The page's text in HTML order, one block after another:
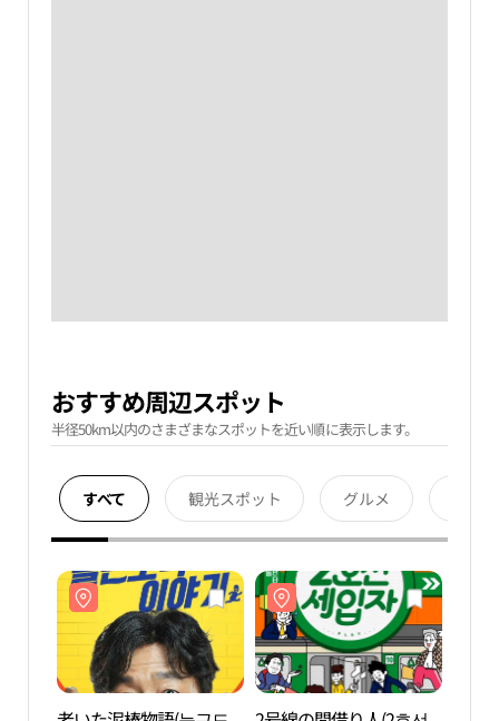
おすすめ周辺スポット
半径50km以内のさまざまなスポットを近い順に表示します。
すべて 観光スポット グルメ